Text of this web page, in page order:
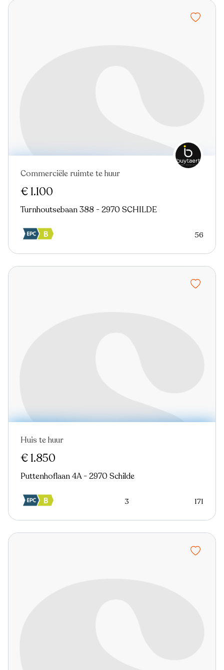
Commerciële ruimte te huur
€ 1.100
Turnhoutsebaan 388 - 2970 SCHILDE
56
Huis te huur
€ 1.850
Puttenhoflaan 4A - 2970 Schilde
3 171